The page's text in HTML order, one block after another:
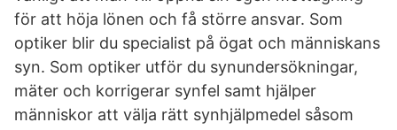
för att höja lönen och få större ansvar. Som
optiker blir du specialist på ögat och människans
syn. Som optiker utför du synundersökningar,
mäter och korrigerar synfel samt hjälper
människor att välja rätt synhjälpmedel såsom